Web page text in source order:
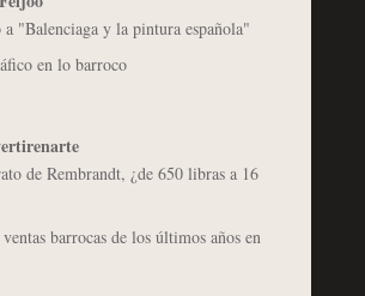
a "Balenciaga y la pintura española"
en lo barroco
de Rembrandt, ¿de 650 libras a 16
barrocas de los últimos años en